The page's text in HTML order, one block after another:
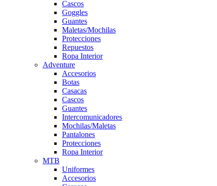
Cascos
Goggles
Guantes
Maletas/Mochilas
Protecciones
Repuestos
Ropa Interior
Adventure
Accesorios
Botas
Casacas
Cascos
Guantes
Intercomunicadores
Mochilas/Maletas
Pantalones
Protecciones
Ropa Interior
MTB
Uniformes
Accesorios